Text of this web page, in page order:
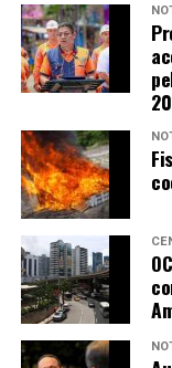
dificultan combatir
casos
precios de
Por su parte,
porcentual del PIB
pierden
ingresos fiscales.